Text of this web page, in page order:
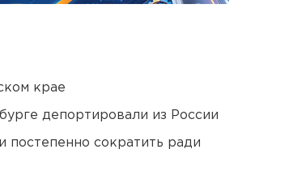
крае
депортировали из России
постепенно сократить ради